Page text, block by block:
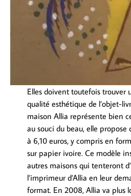
Elles doivent toutefois trouver
qualité esthétique de l’objet-
maison Allia représente bien
au souci du beau, elle propose
à 6,10 euros, y compris en
sur papier ivoire. Ce modèle
autres maisons qui tenteront
l’imprimeur d’Allia en leur
format. En 2008, Allia va plus